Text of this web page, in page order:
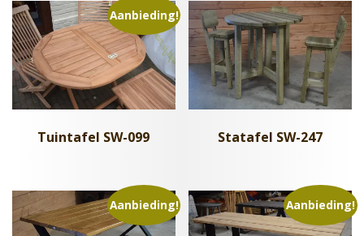
Aanbieding!
Tuintafel SW-099 Statafel SW-247
Aanbieding! Aanbieding!